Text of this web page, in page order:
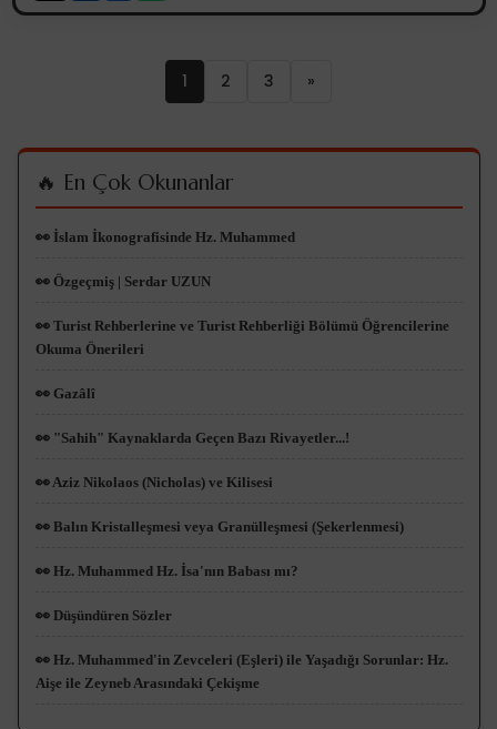
1 2 3 »
🔥 En Çok Okunanlar
👀 İslam İkonografisinde Hz. Muhammed
👀 Özgeçmiş | Serdar UZUN
👀 Turist Rehberlerine ve Turist Rehberliği Bölümü Öğrencilerine
Okuma Önerileri
👀 Gazâlî
👀 "Sahih" Kaynaklarda Geçen Bazı Rivayetler...!
👀 Aziz Nikolaos (Nicholas) ve Kilisesi
👀 Balın Kristalleşmesi veya Granülleşmesi (Şekerlenmesi)
👀 Hz. Muhammed Hz. İsa'nın Babası mı?
👀 Düşündüren Sözler
👀 Hz. Muhammed'in Zevceleri (Eşleri) ile Yaşadığı Sorunlar: Hz.
Aişe ile Zeyneb Arasındaki Çekişme